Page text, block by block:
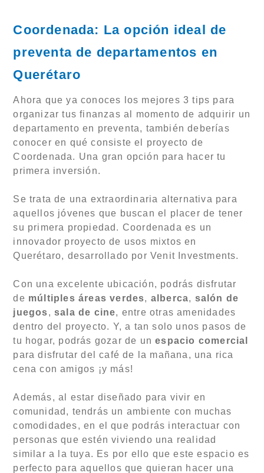
Coordenada: La opción ideal de
preventa de departamentos en
Querétaro
Ahora que ya conoces los mejores 3 tips para
organizar tus finanzas al momento de adquirir un
departamento en preventa, también deberías
conocer en qué consiste el proyecto de
Coordenada. Una gran opción para hacer tu
primera inversión.
Se trata de una extraordinaria alternativa para
aquellos jóvenes que buscan el placer de tener
su primera propiedad. Coordenada es un
innovador proyecto de usos mixtos en
Querétaro, desarrollado por Venit Investments.
Con una excelente ubicación, podrás disfrutar
de múltiples áreas verdes, alberca, salón de
juegos, sala de cine, entre otras amenidades
dentro del proyecto. Y, a tan solo unos pasos de
tu hogar, podrás gozar de unespacio comercial
para disfrutar del café de la mañana, una rica
cena con amigos ¡y más!
Además, al estar diseñado para vivir en
comunidad, tendrás un ambiente con muchas
comodidades, en el que podrás interactuar con
personas que estén viviendo una realidad
similar a la tuya. Es por ello que este espacio es
perfecto para aquellos que quieran hacer una